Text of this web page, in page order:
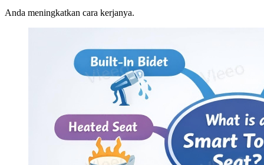
Anda meningkatkan cara kerjanya.